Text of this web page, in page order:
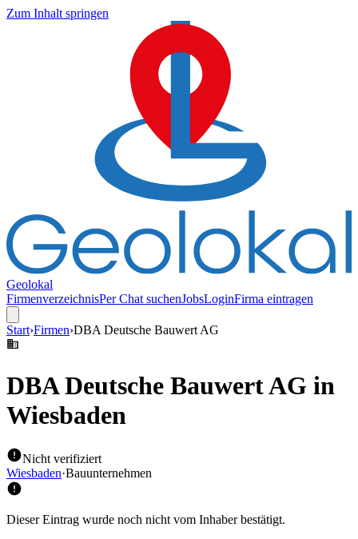
Zum Inhalt springen
Geolokal
FirmenverzeichnisPer Chat suchenJobsLoginFirma eintragen
Start›Firmen›DBA Deutsche Bauwert AG
DBA Deutsche Bauwert AG in
Wiesbaden
Nicht verifiziert
Wiesbaden·Bauunternehmen
Dieser Eintrag wurde noch nicht vom Inhaber bestätigt.